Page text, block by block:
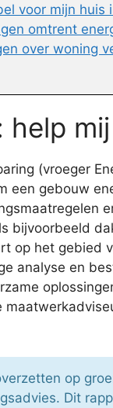
voor mijn huis
omtrent
over woning
help
(vroeger
een gebouw
bijvoorbeeld
op het gebied
analyse en
op
Dit